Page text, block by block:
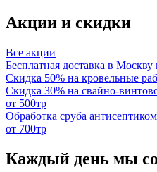
Акции и скидки
Все акции
Бесплатная доставка в
Скидка 50% на кровельные
Скидка 30% на свайно-
от 500тр
Обработка сруба
от 700тр
Каждый день мы